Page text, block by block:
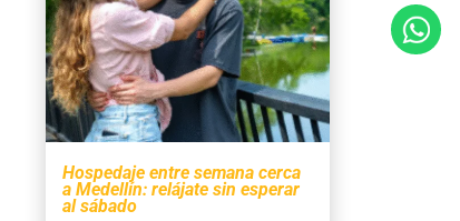
Hospedaje entre semana cerca
a Medellín: relájate sin esperar
al sábado